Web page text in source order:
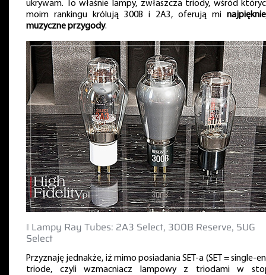
ukrywam. To właśnie lampy, zwłaszcza triody, wśród
moim rankingu królują 300B i 2A3, oferują mi
muzyczne przygody.
‖ Lampy Ray Tubes: 2A3 Select, 300B Reserve, 5UG
Select
Przyznaję jednakże, iż mimo posiadania SET-a (SET = single-
triode, czyli wzmacniacz lampowy z triodami w